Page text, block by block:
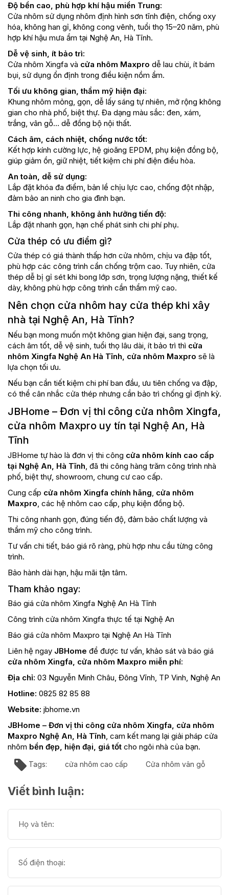
Độ bền cao, phù hợp khí hậu miền Trung:
Cửa nhôm sử dụng nhôm định hình sơn tĩnh điện, chống oxy
hóa, không han gỉ, không cong vênh, tuổi thọ 15–20 năm, phù
hợp khí hậu mưa ẩm tại Nghệ An, Hà Tĩnh.
Dễ vệ sinh, ít bảo trì:
Cửa nhôm Xingfa và cửa nhôm Maxpro dễ lau chùi, ít bám
bụi, sử dụng ổn định trong điều kiện nồm ẩm.
Tối ưu không gian, thẩm mỹ hiện đại:
Khung nhôm mỏng, gọn, dễ lấy sáng tự nhiên, mở rộng không
gian cho nhà phố, biệt thự. Đa dạng màu sắc: đen, xám,
trắng, vân gỗ… dễ đồng bộ nội thất.
Cách âm, cách nhiệt, chống nước tốt:
Kết hợp kính cường lực, hệ gioăng EPDM, phụ kiện đồng bộ,
giúp giảm ồn, giữ nhiệt, tiết kiệm chi phí điện điều hòa.
An toàn, dễ sử dụng:
Lắp đặt khóa đa điểm, bản lề chịu lực cao, chống đột nhập,
đảm bảo an ninh cho gia đình bạn.
Thi công nhanh, không ảnh hưởng tiến độ:
Lắp đặt nhanh gọn, hạn chế phát sinh chi phí phụ.
Cửa thép có ưu điểm gì?
Cửa thép có giá thành thấp hơn cửa nhôm, chịu va đập tốt,
phù hợp các công trình cần chống trộm cao. Tuy nhiên, cửa
thép dễ bị gỉ sét khi bong lớp sơn, trọng lượng nặng, thiết kế
dày, không phù hợp công trình cần thẩm mỹ cao.
Nên chọn cửa nhôm hay cửa thép khi xây
nhà tại Nghệ An, Hà Tĩnh?
Nếu bạn mong muốn một không gian hiện đại, sang trọng,
cách âm tốt, dễ vệ sinh, tuổi thọ lâu dài, ít bảo trì thì cửa
nhôm Xingfa Nghệ An Hà Tĩnh, cửa nhôm Maxpro sẽ là
lựa chọn tối ưu.
Nếu bạn cần tiết kiệm chi phí ban đầu, ưu tiên chống va đập,
có thể cân nhắc cửa thép nhưng cần bảo trì chống gỉ định kỳ.
JBHome – Đơn vị thi công cửa nhôm Xingfa,
cửa nhôm Maxpro uy tín tại Nghệ An, Hà
Tĩnh
JBHome tự hào là đơn vị thi công cửa nhôm kính cao cấp
tại Nghệ An, Hà Tĩnh, đã thi công hàng trăm công trình nhà
phố, biệt thự, showroom, chung cư cao cấp.
Cung cấp cửa nhôm Xingfa chính hãng, cửa nhôm
Maxpro, các hệ nhôm cao cấp, phụ kiện đồng bộ.
Thi công nhanh gọn, đúng tiến độ, đảm bảo chất lượng và
thẩm mỹ cho công trình.
Tư vấn chi tiết, báo giá rõ ràng, phù hợp nhu cầu từng công
trình.
Bảo hành dài hạn, hậu mãi tận tâm.
Tham khảo ngay:
Báo giá cửa nhôm Xingfa Nghệ An Hà Tĩnh
Công trình cửa nhôm Xingfa thực tế tại Nghệ An
Báo giá cửa nhôm Maxpro tại Nghệ An Hà Tĩnh
Liên hệ ngay JBHome để được tư vấn, khảo sát và báo giá
cửa nhôm Xingfa, cửa nhôm Maxpro miễn phí:
Địa chỉ: 03 Nguyễn Minh Châu, Đông Vĩnh, TP Vinh, Nghệ An
Hotline: 0825 82 85 88
Website: jbhome.vn
JBHome – Đơn vị thi công cửa nhôm Xingfa, cửa nhôm
Maxpro Nghệ An, Hà Tĩnh, cam kết mang lại giải pháp cửa
nhôm bền đẹp, hiện đại, giá tốt cho ngôi nhà của bạn.
Tags: cửa nhôm cao cấp Cửa nhôm vân gỗ
Viết bình luận: